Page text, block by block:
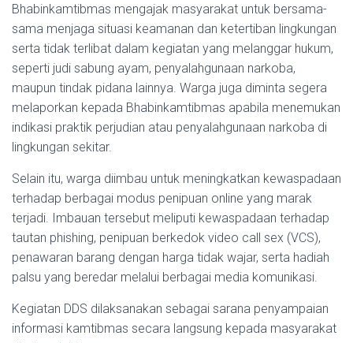
Bhabinkamtibmas mengajak masyarakat untuk bersama-
sama menjaga situasi keamanan dan ketertiban lingkungan
serta tidak terlibat dalam kegiatan yang melanggar hukum,
seperti judi sabung ayam, penyalahgunaan narkoba,
maupun tindak pidana lainnya. Warga juga diminta segera
melaporkan kepada Bhabinkamtibmas apabila menemukan
indikasi praktik perjudian atau penyalahgunaan narkoba di
lingkungan sekitar.
Selain itu, warga diimbau untuk meningkatkan kewaspadaan
terhadap berbagai modus penipuan online yang marak
terjadi. Imbauan tersebut meliputi kewaspadaan terhadap
tautan phishing, penipuan berkedok video call sex (VCS),
penawaran barang dengan harga tidak wajar, serta hadiah
palsu yang beredar melalui berbagai media komunikasi.
Kegiatan DDS dilaksanakan sebagai sarana penyampaian
informasi kamtibmas secara langsung kepada masyarakat